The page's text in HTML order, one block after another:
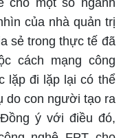
của nhà quản trị
sẻ trong thực tế đã
cách mạng công
lặp đi lặp lại có thể
do con người tạo ra
ý với điều đó,